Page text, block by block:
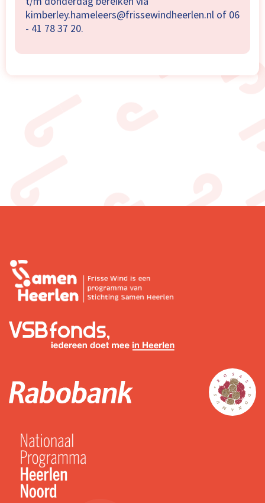
kimberley.hameleers@frissewindheerlen.nl of 06
- 41 78 37 20.